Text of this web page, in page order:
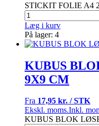
STICKIT FOLIE A4
Læg i kurv
På lager: 4
KUBUS
9X9 CM
Fra 17,95 kr. / STK
Ekskl. moms.Inkl.
KUBUS BLOK